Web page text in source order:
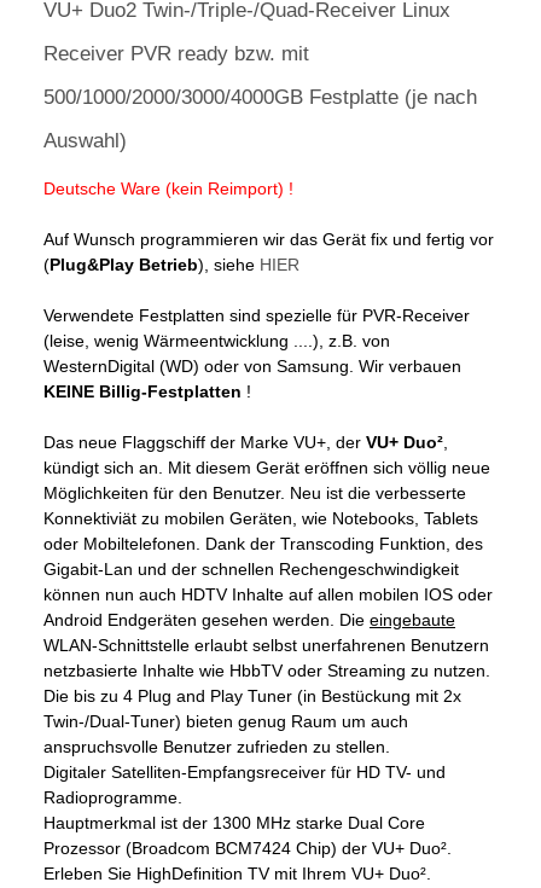
VU+ Duo2 Twin-/Triple-/Quad-Receiver Linux
Receiver PVR ready bzw. mit
500/1000/2000/3000/4000GB Festplatte (je nach
Auswahl)
Deutsche Ware (kein Reimport) !
Auf Wunsch programmieren wir das Gerät fix und fertig vor
(Plug&Play Betrieb), siehe HIER
Verwendete Festplatten sind spezielle für PVR-Receiver
(leise, wenig Wärmeentwicklung ....), z.B. von
WesternDigital (WD) oder von Samsung. Wir verbauen
KEINE Billig-Festplatten !
Das neue Flaggschiff der Marke VU+, der VU+ Duo²,
kündigt sich an. Mit diesem Gerät eröffnen sich völlig neue
Möglichkeiten für den Benutzer. Neu ist die verbesserte
Konnektiviät zu mobilen Geräten, wie Notebooks, Tablets
oder Mobiltelefonen. Dank der Transcoding Funktion, des
Gigabit-Lan und der schnellen Rechengeschwindigkeit
können nun auch HDTV Inhalte auf allen mobilen IOS oder
Android Endgeräten gesehen werden. Die eingebaute
WLAN-Schnittstelle erlaubt selbst unerfahrenen Benutzern
netzbasierte Inhalte wie HbbTV oder Streaming zu nutzen.
Die bis zu 4 Plug and Play Tuner (in Bestückung mit 2x
Twin-/Dual-Tuner) bieten genug Raum um auch
anspruchsvolle Benutzer zufrieden zu stellen.
Digitaler Satelliten-Empfangsreceiver für HD TV- und
Radioprogramme.
Hauptmerkmal ist der 1300 MHz starke Dual Core
Prozessor (Broadcom BCM7424 Chip) der VU+ Duo².
Erleben Sie HighDefinition TV mit Ihrem VU+ Duo².